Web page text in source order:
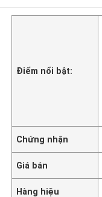
Điểm nổi bật:
Chứng nhận
Giá bán
Hàng hiệu